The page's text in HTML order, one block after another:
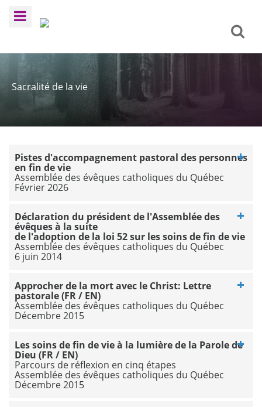
Sacralité de la vie
Pistes d'accompagnement pastoral des personnes
en fin de vie
Assemblée des évêques catholiques du Québec
Février 2026
Déclaration du président de l'Assemblée des
évêques à la suite
de l'adoption de la loi 52 sur les soins de fin de vie
Assemblée des évêques catholiques du Québec
6 juin 2014
Approcher de la mort avec le Christ: Lettre
pastorale (FR / EN)
Assemblée des évêques catholiques du Québec
Décembre 2015
Les soins de fin de vie à la lumière de la Parole de
Dieu (FR / EN)
Parcours de réflexion en cinq étapes
Assemblée des évêques catholiques du Québec
Décembre 2015